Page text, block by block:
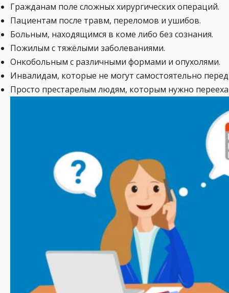
Гражданам поле сложных хирургических операций.
Пациентам после травм, переломов и ушибов.
Больным, находящимся в коме либо без сознания.
Пожилым с тяжёлыми заболеваниями.
Онкобольным с различными формами и опухолями.
Инвалидам, которые не могут самостоятельно
Просто престарелым людям, которым нужно